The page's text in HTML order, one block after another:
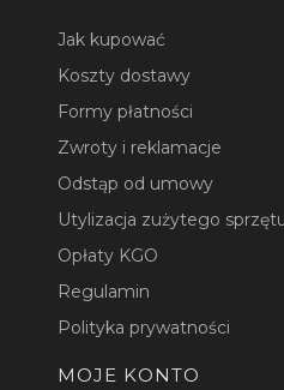
Jak kupować
Koszty dostawy
Formy płatności
Zwroty i reklamacje
Odstąp od umowy
Utylizacja zużytego
Opłaty KGO
Regulamin
Polityka prywatności
MOJE KONTO